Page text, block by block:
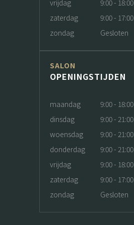
vrijdag
9:00 - 18:00
zaterdag
9:00 - 17:00
zondag
Gesloten
SALON
OPENINGSTIJDEN
maandag
9:00 - 18:00
dinsdag
9:00 - 21:00
woensdag
9:00 - 21:00
donderdag
9:00 - 21:00
vrijdag
9:00 - 18:00
zaterdag
9:00 - 17:00
zondag
Gesloten